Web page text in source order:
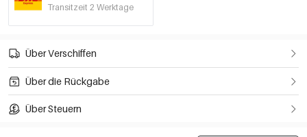
Transitzeit 2 Werktage
Über Verschiffen
Über die Rückgabe
Über Steuern